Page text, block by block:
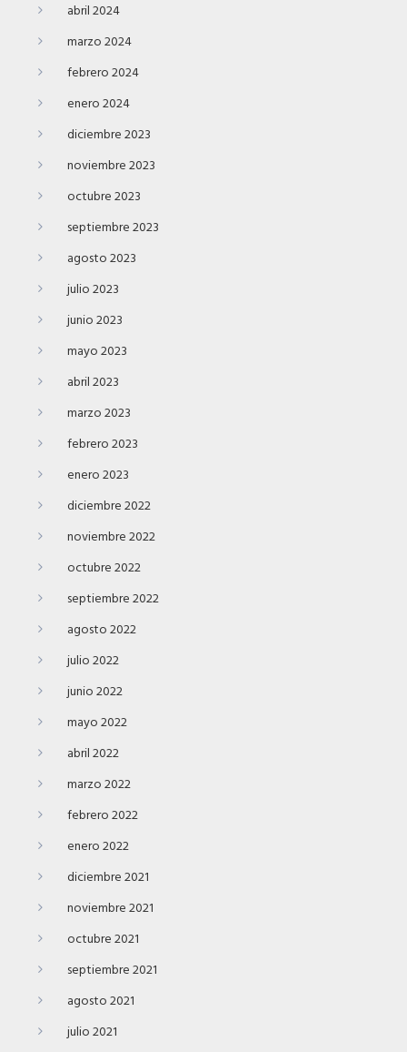
abril 2024
marzo 2024
febrero 2024
enero 2024
diciembre 2023
noviembre 2023
octubre 2023
septiembre 2023
agosto 2023
julio 2023
junio 2023
mayo 2023
abril 2023
marzo 2023
febrero 2023
enero 2023
diciembre 2022
noviembre 2022
octubre 2022
septiembre 2022
agosto 2022
julio 2022
junio 2022
mayo 2022
abril 2022
marzo 2022
febrero 2022
enero 2022
diciembre 2021
noviembre 2021
octubre 2021
septiembre 2021
agosto 2021
julio 2021